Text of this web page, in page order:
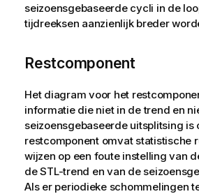
seizoensgebaseerde cycli in de
tijdreeksen aanzienlijk breder
Restcomponent
Het diagram voor het
informatie die niet in de trend en
seizoensgebaseerde uitsplitsing is
restcomponent omvat statistische
wijzen op een foute instelling van
de STL-trend en van de
Als er periodieke schommelingen